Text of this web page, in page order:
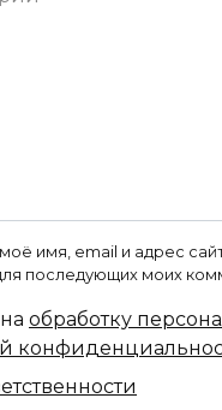
имя, email и адрес
последующих моих
обработку